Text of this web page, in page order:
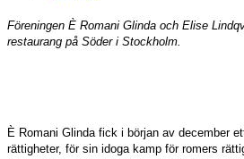
Föreningen È Romani Glinda och Elise
restaurang på Söder i Stockholm.
È Romani Glinda fick i början av december
rättigheter, för sin idoga kamp för romers